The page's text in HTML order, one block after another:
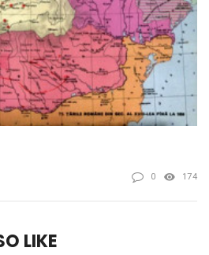
0 174
LIKE